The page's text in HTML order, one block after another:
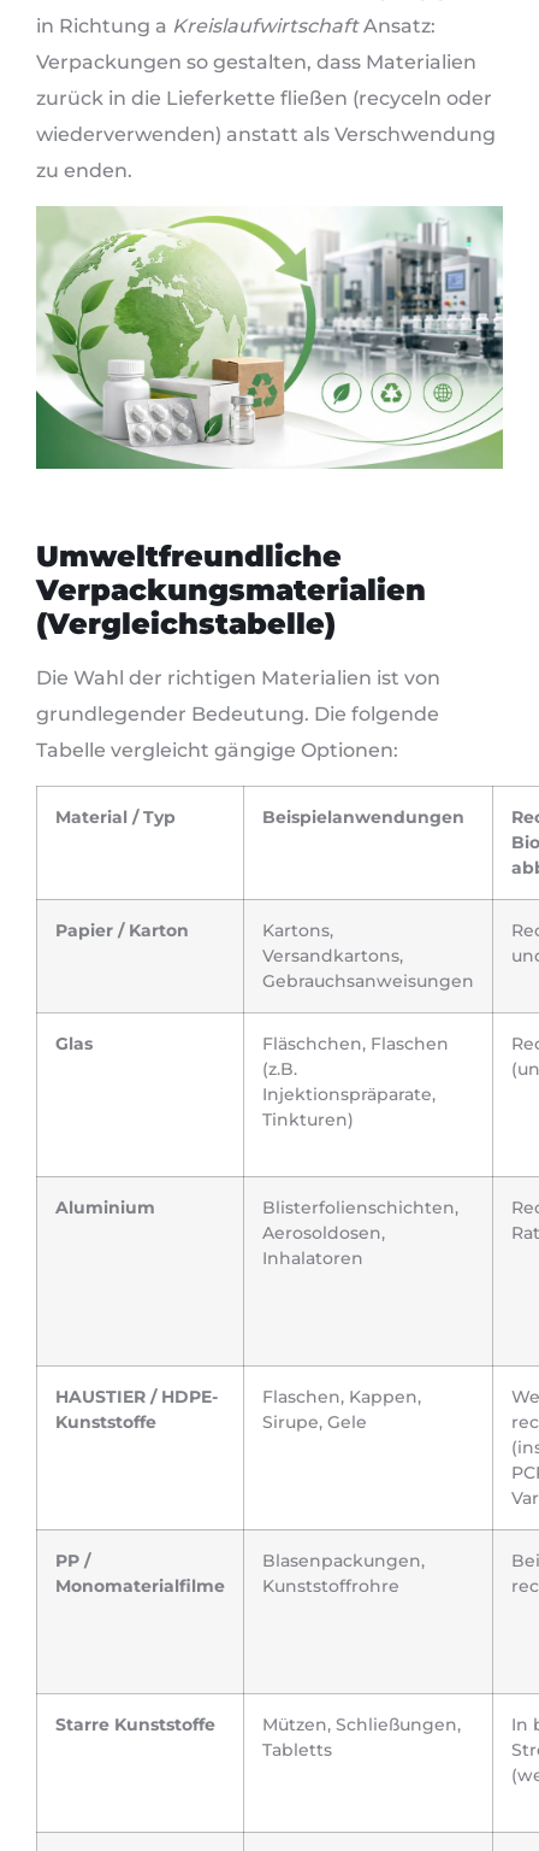
in Richtung a KreislaufwirtschaftAnsatz:
Verpackungen so gestalten, dass Materialien
zurück in die Lieferkette fließen (recyceln oder
wiederverwenden) anstatt als Verschwendung
zu enden.
Umweltfreundliche
Verpackungsmaterialien
(Vergleichstabelle)
Die Wahl der richtigen Materialien ist von
grundlegender Bedeutung. Die folgende
Tabelle vergleicht gängige Optionen:
Material / Typ Beispielanwendungen
Papier / Karton
Kartons,
Versandkartons,
Gebrauchsanweisungen
Glas
Fläschchen, Flaschen
(z.B.
Injektionspräparate,
Tinkturen)
Aluminium
Blisterfolienschichten,
Aerosoldosen,
Inhalatoren
HAUSTIER / HDPE-
Kunststoffe
Flaschen, Kappen,
Sirupe, Gele
PP /
Monomaterialfilme
Blasenpackungen,
Kunststoffrohre
Starre Kunststoffe
Mützen, Schließungen,
Tabletts
In